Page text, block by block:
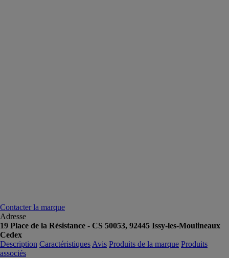
Contacter la marque
Adresse
19 Place de la Résistance - CS 50053, 92445 Issy-les-Moulineaux
Cedex
Description Caractéristiques Avis Produits de la marque Produits
associés